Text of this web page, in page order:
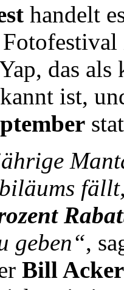
handelt
das
ist,
geben“,
Bill Acker